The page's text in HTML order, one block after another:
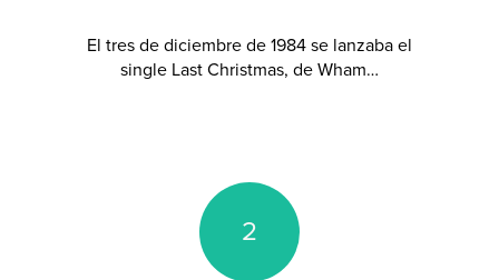
El tres de diciembre de 1984 se lanzaba el
single Last Christmas, de Wham…
2